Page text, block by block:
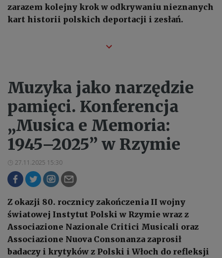
zarazem kolejny krok w odkrywaniu nieznanych
kart historii polskich deportacji i zesłań.
Muzyka jako narzędzie
pamięci. Konferencja
„Musica e Memoria:
1945–2025” w Rzymie
27.11.2025 15:30
Z okazji 80. rocznicy zakończenia II wojny
światowej Instytut Polski w Rzymie wraz z
Associazione Nazionale Critici Musicali oraz
Associazione Nuova Consonanza zaprosił
badaczy i krytyków z Polski i Włoch do refleksji